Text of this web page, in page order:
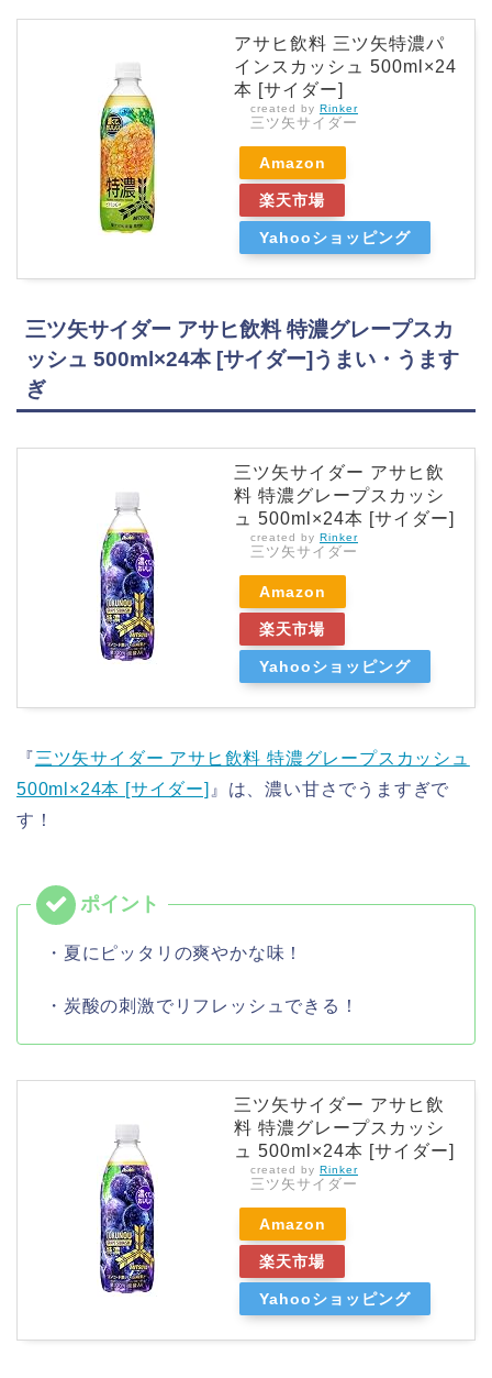
アサヒ飲料 三ツ矢特濃パ
インスカッシュ 500ml×24
本 [サイダー]
created by Rinker
三ツ矢サイダー
Amazon
楽天市場
Yahooショッピング
三ツ矢サイダー アサヒ飲料 特濃グレープスカ
ッシュ 500ml×24本 [サイダー]うまい・うます
ぎ
三ツ矢サイダー アサヒ飲
料 特濃グレープスカッシ
ュ 500ml×24本 [サイダー]
created by Rinker
三ツ矢サイダー
Amazon
楽天市場
Yahooショッピング
『三ツ矢サイダー アサヒ飲料 特濃グレープスカッシュ
500ml×24本 [サイダー] 』は、濃い甘さでうますぎで
す！
・夏にピッタリの爽やかな味！
・炭酸の刺激でリフレッシュできる！
三ツ矢サイダー アサヒ飲
料 特濃グレープスカッシ
ュ 500ml×24本 [サイダー]
created by Rinker
三ツ矢サイダー
Amazon
楽天市場
Yahooショッピング